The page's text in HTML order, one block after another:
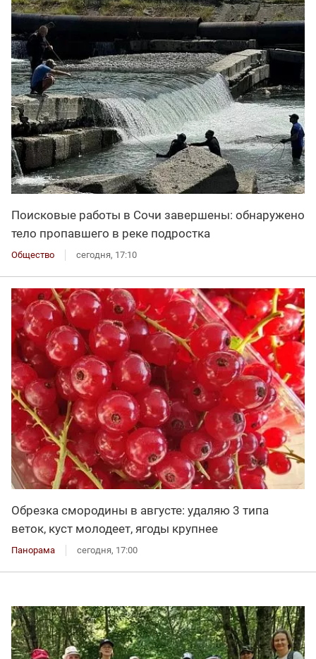
Поисковые работы в Сочи завершены: обнаружено
тело пропавшего в реке подростка
Общество сегодня, 17:10
Обрезка смородины в августе: удаляю 3 типа
веток, куст молодеет, ягоды крупнее
Панорама сегодня, 17:00